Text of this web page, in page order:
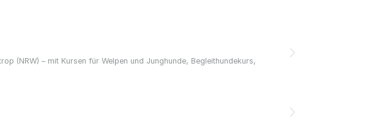
(NRW) – mit Kursen für Welpen und Junghunde, Begleithundekurs,